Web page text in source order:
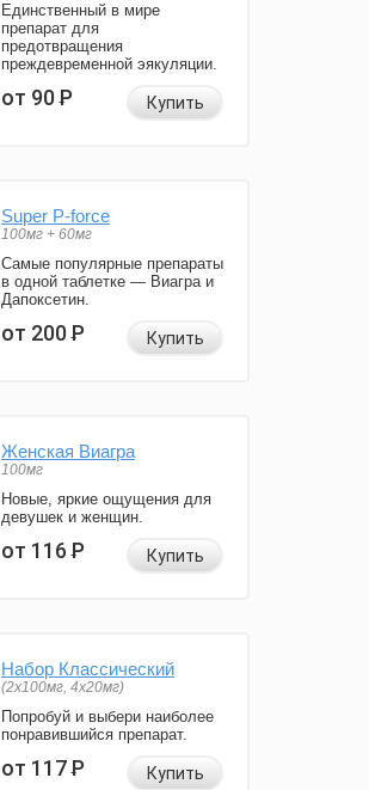
Единственный в мире
препарат для
предотвращения
преждевременной эякуляции.
от 90Р Купить
Super P-force
100мг + 60мг
Самые популярные препараты
в одной таблетке — Виагра и
Дапоксетин.
от 200Р Купить
Женская Виагра
100мг
Новые, яркие ощущения для
девушек и женщин.
от 116Р Купить
Набор Классический
(2x100мг, 4x20мг)
Попробуй и выбери наиболее
понравившийся препарат.
от 117Р Купить